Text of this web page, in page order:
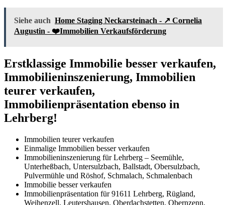
Siehe auch Home Staging Neckarsteinach - ↗️ Cornelia
Augustin - ❤️Immobilien Verkaufsförderung
Erstklassige Immobilie besser verkaufen,
Immobilieninszenierung, Immobilien
teurer verkaufen,
Immobilienpräsentation ebenso in
Lehrberg!
Immobilien teurer verkaufen
Einmalige Immobilien besser verkaufen
Immobilieninszenierung für Lehrberg – Seemühle,
Unterheßbach, Untersulzbach, Ballstadt, Obersulzbach,
Pulvermühle und Röshof, Schmalach, Schmalenbach
Immobilie besser verkaufen
Immobilienpräsentation für 91611 Lehrberg, Rügland,
Weihenzell, Leutershausen, Oberdachstetten, Obernzenn,